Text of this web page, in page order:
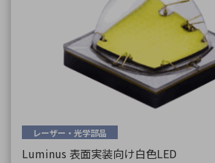
レーザー・光学部品
Luminus 表面実装向け白色LED